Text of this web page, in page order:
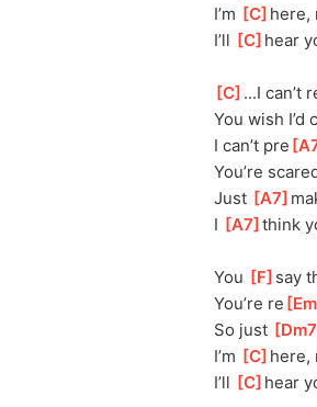
I’m
C ]here,
I’ll
C ]hear
C ]...I can’t
You wish I’d
I can’t pre
You’re
Just
A7 ]
I
A7 ]
think
You F ]say
You’re re
So just
Dm7
I’m
C ]here,
I’ll
C ]hear